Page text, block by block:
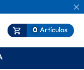
Mi Carrito
0 Artículos